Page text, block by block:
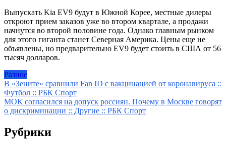
Выпускать Kia EV9 будут в Южной Корее, местные дилеры
откроют прием заказов уже во втором квартале, а продажи
начнутся во второй половине года. Однако главным рынком
для этого гиганта станет Северная Америка. Цены еще не
объявлены, но предварительно EV9 будет стоить в США от 56
тысяч долларов.
Разное
Навигация
по
записям
В «Зените» сравнили Fan ID с вакцинацией от коронавируса ::
Футбол :: РБК Спорт
МОК согласился на допуск россиян. Почему в Москве говорят
о дискриминации :: Другие :: РБК Спорт
Рубрики